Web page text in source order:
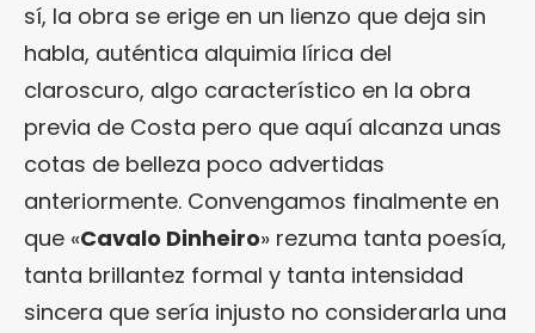
sí, la obra se erige en un lienzo que deja sin
habla, auténtica alquimia lírica del
claroscuro, algo característico en la obra
previa de Costa pero que aquí alcanza unas
cotas de belleza poco advertidas
anteriormente. Convengamos finalmente en
que «Cavalo Dinheiro» rezuma tanta poesía,
tanta brillantez formal y tanta intensidad
sincera que sería injusto no considerarla una